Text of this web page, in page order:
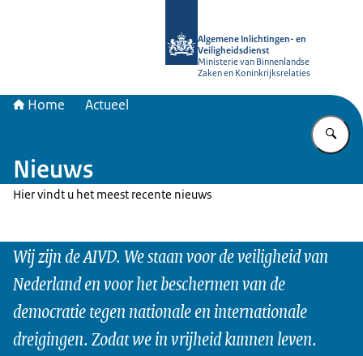
Algemene Inlichtingen- en
Veiligheidsdienst
Ministerie van Binnenlandse
Zaken en Koninkrijksrelaties
Home Actueel
Nieuws
Hier vindt u het meest recente nieuws
Wij zijn de AIVD. We staan voor de veiligheid van
Nederland en voor het beschermen van de
democratie tegen nationale en internationale
dreigingen. Zodat we in vrijheid kunnen leven.